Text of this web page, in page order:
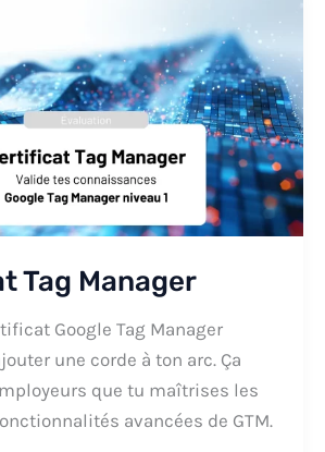
Tag Manager
Google Tag Manager
une corde à ton arc. Ça
que tu maîtrises les
avancées de GTM.